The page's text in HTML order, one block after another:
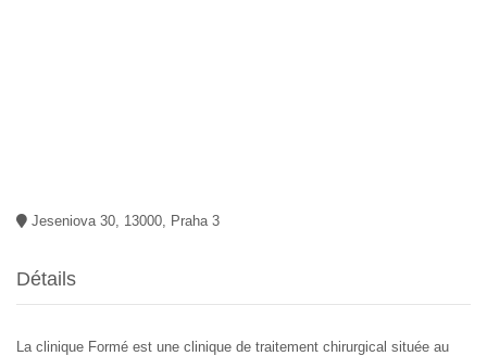
Jeseniova 30, 13000, Praha 3
Détails
La clinique Formé est une clinique de traitement chirurgical située au